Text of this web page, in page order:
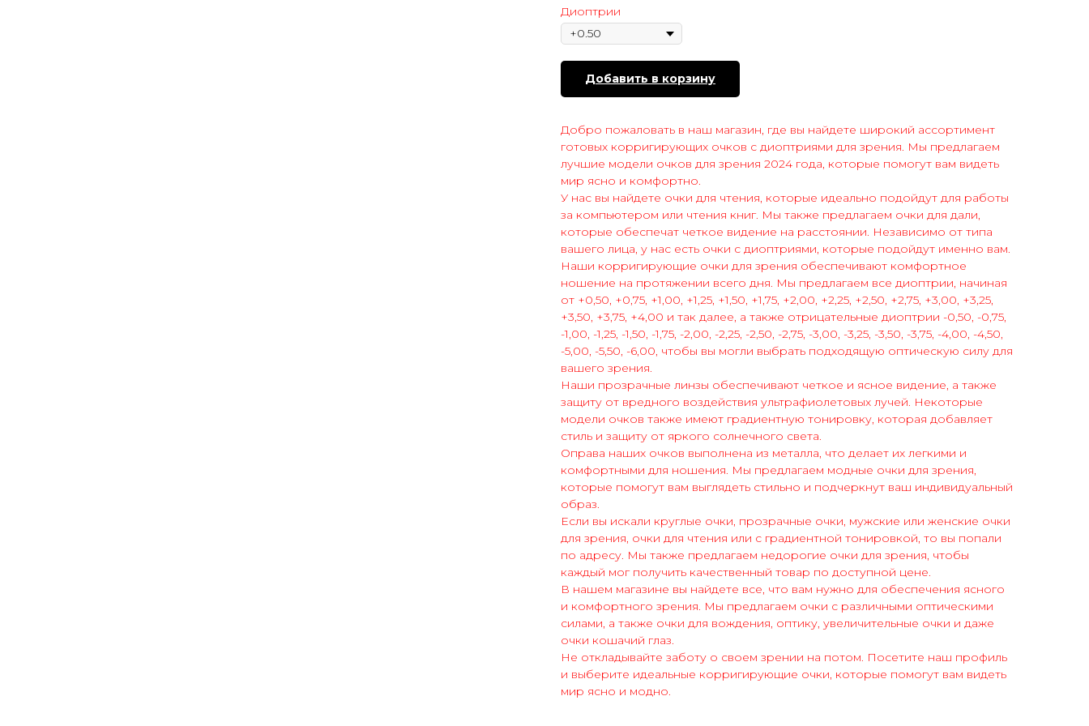
Диоптрии
Добавить в корзину
Добро пожаловать в наш магазин, где вы найдете широкий ассортимент
готовых корригирующих очков с диоптриями для зрения. Мы предлагаем
лучшие модели очков для зрения 2024 года, которые помогут вам видеть
мир ясно и комфортно.
У нас вы найдете очки для чтения, которые идеально подойдут для работы
за компьютером или чтения книг. Мы также предлагаем очки для дали,
которые обеспечат четкое видение на расстоянии. Независимо от типа
вашего лица, у нас есть очки с диоптриями, которые подойдут именно вам.
Наши корригирующие очки для зрения обеспечивают комфортное
ношение на протяжении всего дня. Мы предлагаем все диоптрии, начиная
от +0,50, +0,75, +1,00, +1,25, +1,50, +1,75, +2,00, +2,25, +2,50, +2,75, +3,00, +3,25,
+3,50, +3,75, +4,00 и так далее, а также отрицательные диоптрии -0,50, -0,75,
-1,00, -1,25, -1,50, -1,75, -2,00, -2,25, -2,50, -2,75, -3,00, -3,25, -3,50, -3,75, -4,00, -4,50,
-5,00, -5,50, -6,00, чтобы вы могли выбрать подходящую оптическую силу для
вашего зрения.
Наши прозрачные линзы обеспечивают четкое и ясное видение, а также
защиту от вредного воздействия ультрафиолетовых лучей. Некоторые
модели очков также имеют градиентную тонировку, которая добавляет
стиль и защиту от яркого солнечного света.
Оправа наших очков выполнена из металла, что делает их легкими и
комфортными для ношения. Мы предлагаем модные очки для зрения,
которые помогут вам выглядеть стильно и подчеркнут ваш индивидуальный
образ.
Если вы искали круглые очки, прозрачные очки, мужские или женские очки
для зрения, очки для чтения или с градиентной тонировкой, то вы попали
по адресу. Мы также предлагаем недорогие очки для зрения, чтобы
каждый мог получить качественный товар по доступной цене.
В нашем магазине вы найдете все, что вам нужно для обеспечения ясного
и комфортного зрения. Мы предлагаем очки с различными оптическими
силами, а также очки для вождения, оптику, увеличительные очки и даже
очки кошачий глаз.
Не откладывайте заботу о своем зрении на потом. Посетите наш профиль
и выберите идеальные корригирующие очки, которые помогут вам видеть
мир ясно и модно.